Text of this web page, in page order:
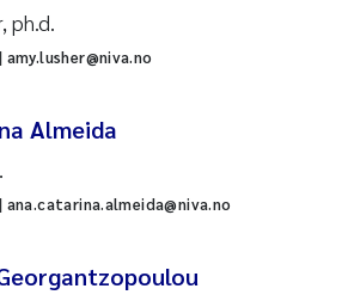
ph.d.
amy.lusher@niva.no
Almeida
ana.catarina.almeida@niva.no